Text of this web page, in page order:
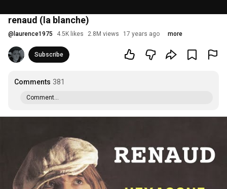
renaud (la blanche)
@ laurence1975 4.5K likes 2.8M views 17 years ago more
Subscribe
Comments 381
Comment...